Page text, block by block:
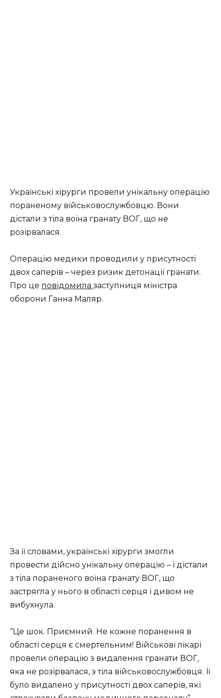
Українські хірурги провели унікальну операцію
пораненому військовослужбовцю. Вони
дістали з тіла воїна гранату ВОГ, що не
розірвалася.
Операцію медики проводили у присутності
двох саперів – через ризик детонації гранати.
Про це повідомила заступниця міністра
оборони Ганна Маляр.
За її словами, українські хірурги змогли
провести дійсно унікальну операцію – і дістали
з тіла пораненого воїна гранату ВОГ, що
застрягла у нього в області серця і дивом не
вибухнула.
“Це шок. Приємний. Не кожне поранення в
області серця є смертельним! Військові лікарі
провели операцію з видалення гранати ВОГ,
яка не розірвалася, з тіла військовослужбовця. Її
було видалено у присутності двох саперів, які